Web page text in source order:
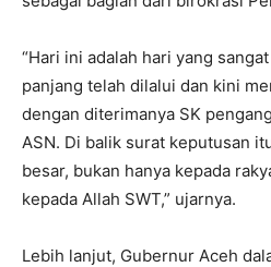
“Hari ini adalah hari yang
panjang telah dilalui dan kini
dengan diterimanya SK
ASN. Di balik surat keputusan
besar, bukan hanya kepada
kepada Allah SWT,” ujarnya.
Lebih lanjut, Gubernur Aceh